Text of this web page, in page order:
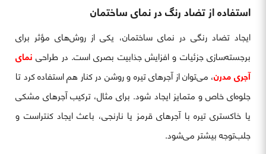
استفاده از تضاد رنگ در نمای ساختمان
ایجاد تضاد رنگی در نمای ساختمان، یکی از روش‌های مؤثر برای
برجسته‌سازی جزئیات و افزایش جذابیت بصری است. در طراحینمای
آجری مدرن، می‌توان از آجرهای تیره و روشن در کنار هم استفاده کرد تا
جلوه‌ای خاص و متمایز ایجاد شود. برای مثال، ترکیب آجرهای مشکی
یا خاکستری تیره با آجرهای قرمز یا نارنجی، باعث ایجاد کنتراست و
جلب‌توجه بیشتر می‌شود.